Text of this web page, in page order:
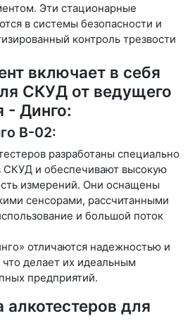
Эти стационарные
в системы безопасности и
контроль трезвости
включает в себя
СКУД от ведущего
- Динго:
В-02:
разработаны специально
СКУД и обеспечивают высокую
измерений. Они оснащены
сенсорами, рассчитанными
и большой поток
отличаются надежностью и
делает их идеальным
предприятий.
для